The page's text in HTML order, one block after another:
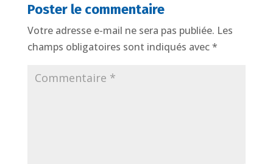
Poster le commentaire
Votre adresse e-mail ne sera pas publiée. Les
champs obligatoires sont indiqués avec*